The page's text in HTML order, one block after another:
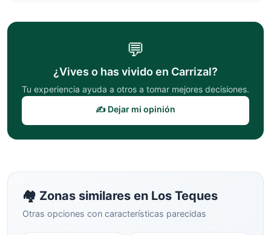
💬
¿Vives o has vivido en Carrizal?
Tu experiencia ayuda a otros a tomar mejores decisiones.
✍️ Dejar mi opinión
🏘️ Zonas similares en Los Teques
Otras opciones con características parecidas